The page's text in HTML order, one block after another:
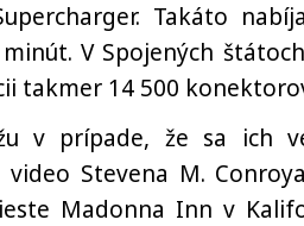
Takáto
V Spojených
takmer 14 500
v prípade, že sa ich
Stevena M.
Madonna Inn v